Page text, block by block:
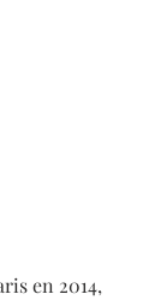
en 2014,